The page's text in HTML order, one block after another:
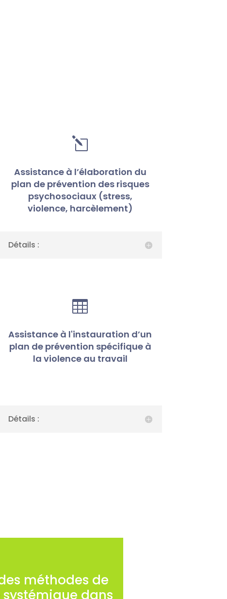
l
Assistance à l’élaboration du
plan de prévention des risques
psychosociaux (stress,
violence, harcèlement)
Détails :

Assistance à l'instauration d’un
plan de prévention spécifique à
la violence au travail
Détails :
méthodes de
dans